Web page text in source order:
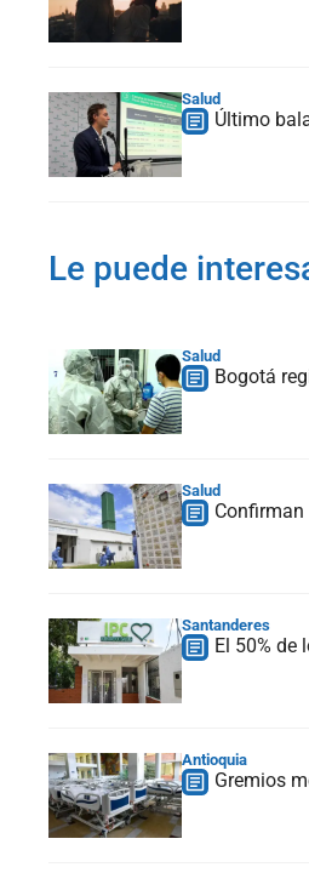
Salud
Último
Le puede
Salud
Bogotá
Salud
Santanderes
El 50% de
Antioquia
Gremios